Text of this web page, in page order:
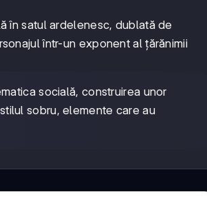
în satul ardelenesc, dublată de
într-un exponent al țărănimii
socială, construirea unor
sobru, elemente care au